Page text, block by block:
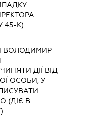
45-К)
ВОЛОДИМИР
-
ДІЇ ВІД
ОСОБИ, У
(ДІЄ В